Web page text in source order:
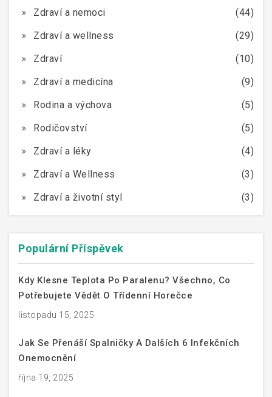
Zdraví a nemoci
(44)
Zdraví a wellness
(29)
Zdraví
(10)
Zdraví a medicína
(9)
Rodina a výchova
(5)
Rodičovství
(5)
Zdraví a léky
(4)
Zdraví a Wellness
(3)
Zdraví a životní styl
(3)
Populární Příspěvek
Kdy Klesne Teplota Po Paralenu? Všechno, Co
Potřebujete Vědět O Třídenní Horečce
listopadu 15, 2025
Jak Se Přenáší Spalničky A Dalších 6 Infekčních
Onemocnění
října 19, 2025